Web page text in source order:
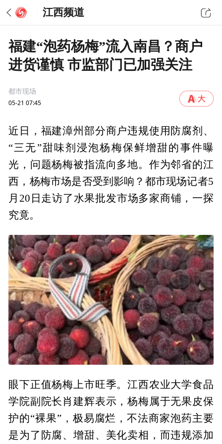
江西频道
福建“泡药杨梅”流入南昌？商户
进货谨慎 市监部门已加强关注
都市现场
05-21 07:45
近日，福建漳州部分商户违规使用防腐剂、
“三无”甜味剂浸泡杨梅保鲜增甜的事件曝
光，问题杨梅被指流向多地。作为邻省的江
西，杨梅市场是否受到影响？都市现场记者5
月20日走访了水果批发市场多家商铺，一探
究竟。
眼下正值杨梅上市旺季。江西农业大学食品
学院副院长肖建辉表示，杨梅属于无果皮保
护的“裸果”，极易腐烂，不法商家泡药主要
是为了防腐、增甜、美化卖相，而违规添加